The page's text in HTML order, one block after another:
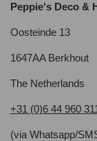
Peppie's Deco &
Oosteinde 13
1647AA Berkhout
The Netherlands
+31 (0)6 44 960
(via Whatsapp/